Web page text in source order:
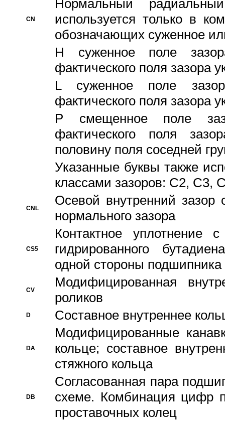
CN
Hормальный
используется только в
обозначающих суженное
H суженное поле
фактического поля зазора
L суженное поле
фактического поля зазора
P смещенное поле
фактического поля
половину поля соседней
Указанные буквы также
классами зазоров: С2,
CNL
Осевой внутренний зазор
нормального зазора
CS5
Контактное уплотнение
гидрированного
одной стороны подшипника
CV
Модифицированная
роликов
D Составное внутреннее
DA
Модифицированные
кольце; составное
стяжного кольца
DB
Согласованная пара
схеме. Комбинация цифр
проставочных колец